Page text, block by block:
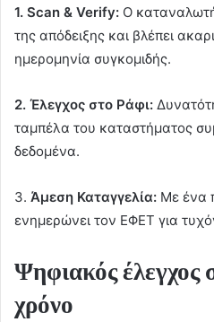
1. Scan & Verify: Ο
της απόδειξης και βλέπει
ηµεροµηνία συγκοµιδής.
2. Έλεγχος στο Ράφι:
ταµπέλα του καταστήµατος
δεδοµένα.
3. Άµεση Καταγγελία: Με ένα
ενηµερώνει τον ΕΦΕΤ για
Ψηφιακός έλεγχος
χρόνο